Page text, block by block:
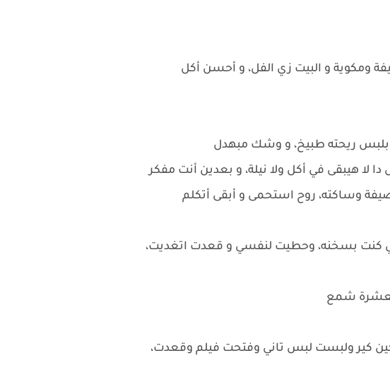
ومكوية و البيت زي الفل، و أحسن أكل
ريحته طبيخ، و وشك مبهدل
لا هيبقى في أكل ولا نيلة، و بعدين أنت مفكر
وساكته، روح استحمى و أبقى أتكلم
كنت بسخنه، وحطيت لنفسي و قعدت اتغديت،
العشرة شمع
ولبست لبس تاني وفتحت فيلم وقعدت،